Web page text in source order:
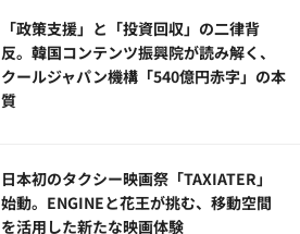
「政策支援」と「投資回収」の二律背
反。韓国コンテンツ振興院が読み解く、
クールジャパン機構「540億円赤字」の本
質
日本初のタクシー映画祭「TAXIATER」
始動。ENGINEと花王が挑む、移動空間
を活用した新たな映画体験